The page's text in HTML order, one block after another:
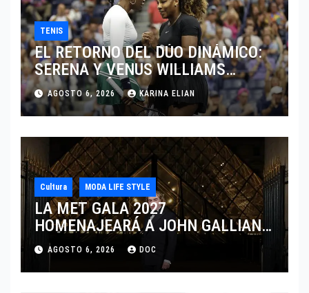
TENIS
EL RETORNO DEL DÚO DINÁMICO:
SERENA Y VENUS WILLIAMS
DISPUTARÁN LOS DOBLES EN
CINCINNATI 2026
AGOSTO 6, 2026 KARINA ELIAN
Cultura MODA LIFE STYLE
LA MET GALA 2027
HOMENAJEARÁ A JOHN GALLIANO
MARCANDO EL REGRESO DEL REY
DEL DRAMATISMO
AGOSTO 6, 2026 DOC